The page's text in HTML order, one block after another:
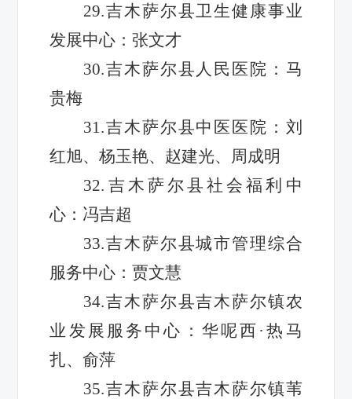
29.吉木萨尔县卫生健康事业
发展中心：张文才
30.吉木萨尔县人民医院：马
贵梅
31.吉木萨尔县中医医院：刘
红旭、杨玉艳、赵建光、周成明
32.吉木萨尔县社会福利中
心：冯吉超
33.吉木萨尔县城市管理综合
服务中心：贾文慧
34.吉木萨尔县吉木萨尔镇农
业发展服务中心：华呢西·热马
扎、俞萍
35.吉木萨尔县吉木萨尔镇苇